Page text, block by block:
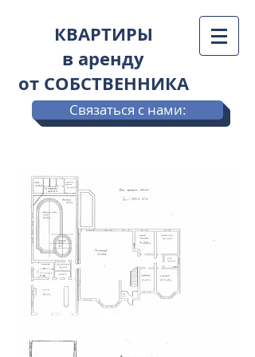
КВАРТИРЫ
в аренду
от СОБСТВЕННИКА
Связаться с нами: